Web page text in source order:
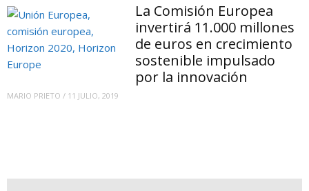
La Comisión Europea
invertirá 11.000 millones
de euros en crecimiento
sostenible impulsado
por la innovación
MARIO PRIETO / 11 JULIO, 2019